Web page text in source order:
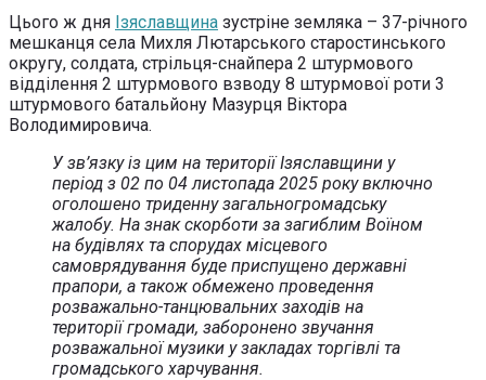
Цього ж дня Ізяславщина зустріне земляка – 37-річного
мешканця села Михля Лютарського старостинського
округу, солдата, стрільця-снайпера 2 штурмового
відділення 2 штурмового взводу 8 штурмової роти 3
штурмового батальйону Мазурця Віктора
Володимировича.
У зв’язку із цим на території Ізяславщини у
період з 02 по 04 листопада 2025 року включно
оголошено триденну загальногромадську
жалобу. На знак скорботи за загиблим Воїном
на будівлях та спорудах місцевого
самоврядування буде приспущено державні
прапори, а також обмежено проведення
розважально-танцювальних заходів на
території громади, заборонено звучання
розважальної музики у закладах торгівлі та
громадського харчування.